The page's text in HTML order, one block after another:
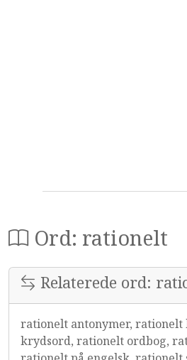
Ord: rationelt
Relaterede ord:
rationelt antonymer,
krydsord, rationelt ordbog,